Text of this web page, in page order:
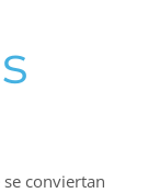
conviertan